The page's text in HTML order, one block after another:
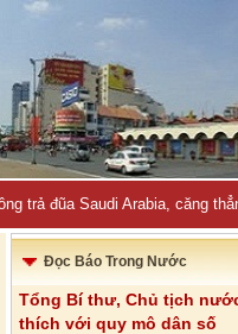
-
Đọc Báo Trong Nước
Tổng Bí thư, Chủ tịch
thích với quy mô dân số